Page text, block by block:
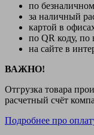
по
за наличный
картой в
по QR коду, по
на сайте в
ВАЖНО!
Отгрузка товара
расчетный счёт
Подробнее про